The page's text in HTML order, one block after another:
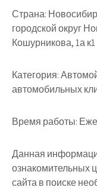
Страна:
городской округ
Кошурникова, 1а к1
Категория:
автомобильных
Время работы:
Данная
ознакомительных
сайта в поиске